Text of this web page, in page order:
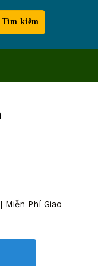
Phí Giao